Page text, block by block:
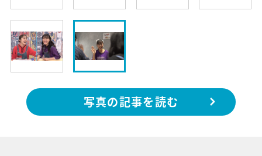
写真の記事を読む